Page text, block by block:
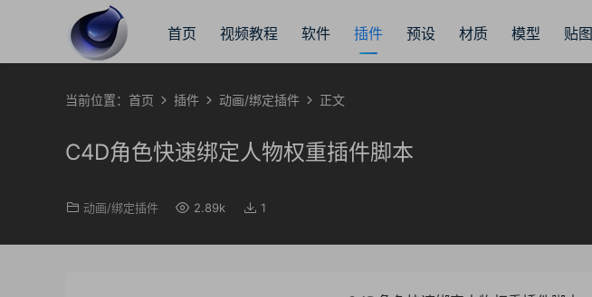
首页 视频教程 软件 插件 预设 材质 模型 贴图
当前位置： 首页 插件 动画/绑定插件 正文
C4D角色快速绑定人物权重插件脚本
动画/绑定插件 2.89k 1